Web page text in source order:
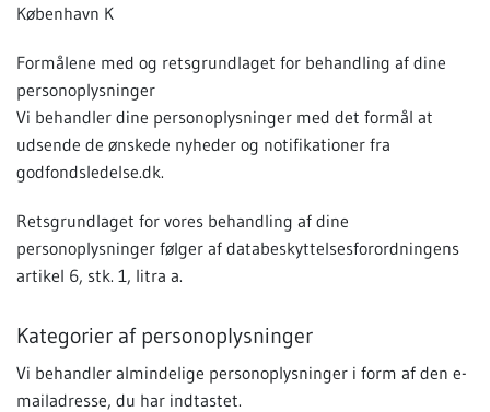
København K
Formålene med og retsgrundlaget for behandling af dine
personoplysninger
Vi behandler dine personoplysninger med det formål at
udsende de ønskede nyheder og notifikationer fra
godfondsledelse.dk.
Retsgrundlaget for vores behandling af dine
personoplysninger følger af databeskyttelsesforordningens
artikel 6, stk. 1, litra a.
Kategorier af personoplysninger
Vi behandler almindelige personoplysninger i form af den e-
mailadresse, du har indtastet.